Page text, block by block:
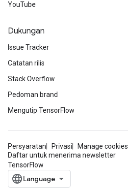
YouTube
Dukungan
Issue Tracker
Catatan rilis
Stack Overflow
Pedoman brand
Mengutip TensorFlow
Persyaratan Privasi
Manage cookies
Daftar untuk menerima newsletter
TensorFlow